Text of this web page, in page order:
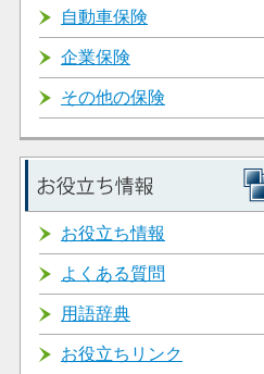
自動車保険
企業保険
その他の保険
お役立ち情報
よくある質問
用語辞典
お役立ちリンク